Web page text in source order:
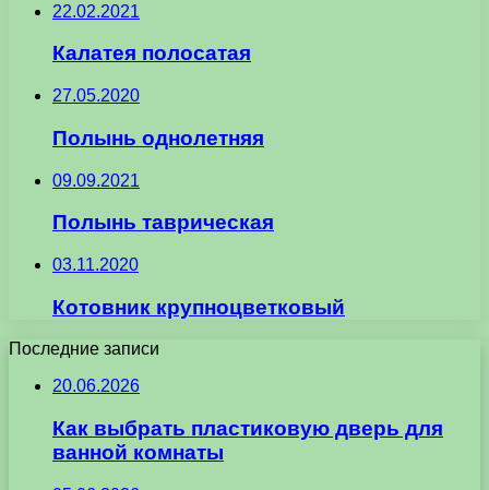
22.02.2021
Калатея полосатая
27.05.2020
Полынь однолетняя
09.09.2021
Полынь таврическая
03.11.2020
Котовник крупноцветковый
Последние записи
20.06.2026
Как выбрать пластиковую дверь для
ванной комнаты